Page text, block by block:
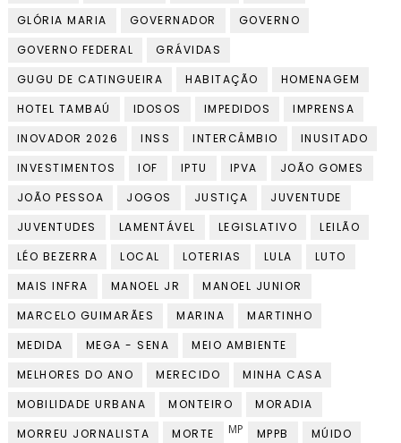
GLÓRIA MARIA
GOVERNADOR
GOVERNO
GOVERNO FEDERAL
GRÁVIDAS
GUGU DE CATINGUEIRA
HABITAÇÃO
HOMENAGEM
HOTEL TAMBAÚ
IDOSOS IMPEDIDOS
IMPRENSA
INOVADOR 2026
INSS INTERCÂMBIO
INUSITADO
INVESTIMENTOS
IOF IPTU IPVA
JOÃO GOMES
JOÃO PESSOA
JOGOS JUSTIÇA
JUVENTUDE
JUVENTUDES
LAMENTÁVEL LEGISLATIVO
LEILÃO
LÉO BEZERRA
LOCAL LOTERIAS LULA
LUTO
MAIS INFRA
MANOEL JR
MANOEL JUNIOR
MARCELO GUIMARÃES
MARINA
MARTINHO
MEDIDA
MEGA - SENA
MEIO AMBIENTE
MELHORES DO ANO
MERECIDO
MINHA CASA
MOBILIDADE URBANA
MONTEIRO
MORADIA
MORREU JORNALISTA
MORTE MP MPPB
MÚIDO